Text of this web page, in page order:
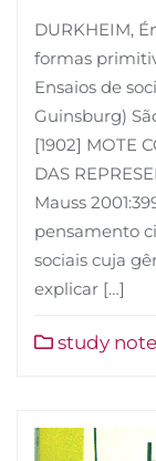
DURKHEIM,
formas
Ensaios de
Guinsburg)
[1902] MOTE
DAS
Mauss
pensamento
sociais cuja
explicar […]
study note